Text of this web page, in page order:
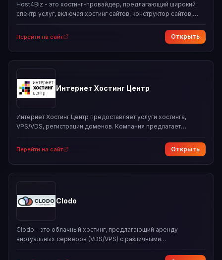
Host4Biz - это хостинг-провайдер, предлагающий широкий
спектр услуг, включая хостинг сайтов, конструктор сайтов,
домены, SSL-сертификаты, виртуальные и выделенные
серверы, а также администрирование серверов. Компания
обеспечивает высокий уровень доступности и безопасности
для проектов своих клиентов, используя современное
оборудование и дата-центр Tier III+ ATMAN DC в Варшаве.
Перейти на сайт Открыть
Интернет Хостинг Центр
Интернет Хостинг Центр предоставляет услуги хостинга,
VPS/VDS, регистрации доменов. Компания предлагает
надежный хостинг с поддержкой 24/7, uptime 99.9% и выше, а
также бесплатный переезд и тест 7 дней. Доступны различные
тарифы хостинга и VPS/VDS в разных регионах, включая
Европу и Азию.
Перейти на сайт Открыть
Clodo
Clodo - это облачный хостинг, предлагающий аренду
виртуальных серверов (VDS/VPS) с различными
конфигурациями и операционными системами. Компания
позиционирует себя как поставщика передовых облачных